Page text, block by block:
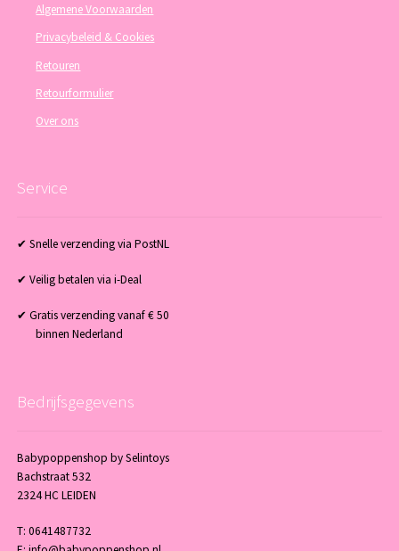
Algemene Voorwaarden
Privacybeleid & Cookies
Retouren
Retourformulier
Over ons
Service
✔ Snelle verzending via PostNL
✔ Veilig betalen via i-Deal
✔ Gratis verzending vanaf € 50
binnen Nederland
Bedrijfsgegevens
Babypoppenshop by Selintoys
Bachstraat 532
2324 HC LEIDEN
T: 0641487732